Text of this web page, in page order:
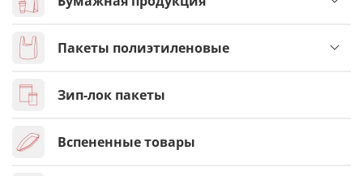
Пакеты полиэтиленовые
Зип-лок пакеты
Вспененные товары